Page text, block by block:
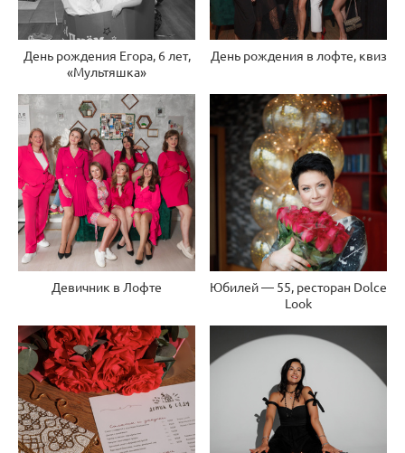
День рождения Егора, 6 лет,
«Мультяшка»
День рождения в лофте, квиз
Девичник в Лофте
Юбилей — 55, ресторан Dolce
Look